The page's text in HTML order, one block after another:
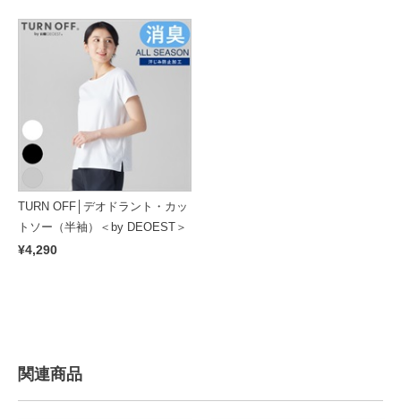
TURN OFF│デオドラント・カッ
トソー（半袖）＜by DEOEST＞
¥4,290
関連商品